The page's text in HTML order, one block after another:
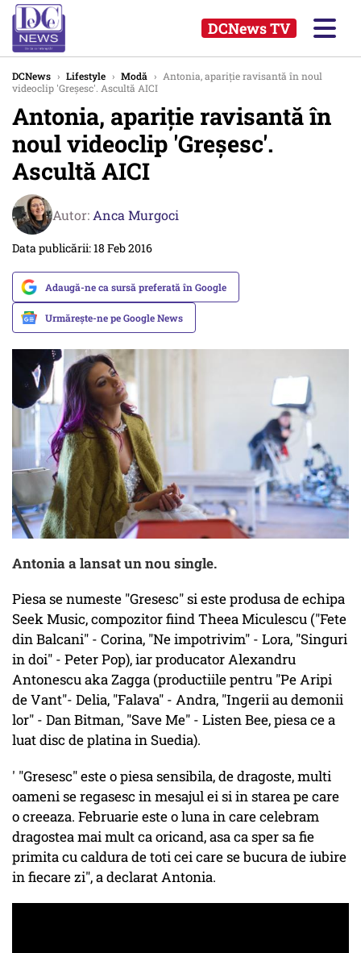
DCNews TV
DCNews › Lifestyle › Modă › Antonia, apariție ravisantă în noul
videoclip 'Greșesc'. Ascultă AICI
Antonia, apariție ravisantă în
noul videoclip 'Greșesc'.
Ascultă AICI
Autor: Anca Murgoci
Data publicării: 18 Feb 2016
Adaugă-ne ca sursă preferată în Google
Urmărește-ne pe Google News
Antonia a lansat un nou single.
Piesa se numeste "Gresesc" si este produsa de echipa
Seek Music, compozitor fiind Theea Miculescu ("Fete
din Balcani" - Corina, "Ne impotrivim" - Lora, "Singuri
in doi" - Peter Pop), iar producator Alexandru
Antonescu aka Zagga (productiile pentru "Pe Aripi
de Vant"- Delia, "Falava" - Andra, "Ingerii au demonii
lor" - Dan Bitman, "Save Me" - Listen Bee, piesa ce a
luat disc de platina in Suedia).
' "Gresesc" este o piesa sensibila, de dragoste, multi
oameni se regasesc in mesajul ei si in starea pe care
o creeaza. Februarie este o luna in care celebram
dragostea mai mult ca oricand, asa ca sper sa fie
primita cu caldura de toti cei care se bucura de iubire
in fiecare zi", a declarat Antonia.